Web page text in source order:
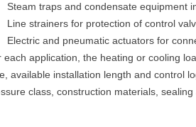
Steam traps and condensate equipment
Line strainers for protection of control
Electric and pneumatic actuators for
each application, the heating or cooling
available installation length and control
class, construction materials,